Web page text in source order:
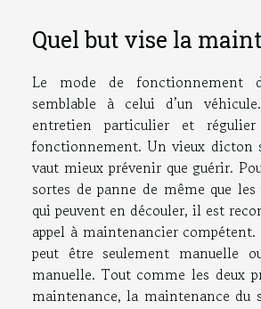
Quel but vise la
Le mode de fonctionnement
semblable à celui d’un
entretien particulier et
fonctionnement. Un vieux dicton
vaut mieux prévenir que guérir.
sortes de panne de même que
qui peuvent en découler, il est
appel à maintenancier
peut être seulement manuelle
manuelle. Tout comme les deux
maintenance, la maintenance du